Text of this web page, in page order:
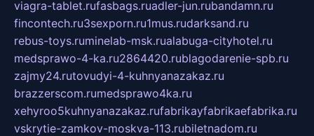
viagra-tablet.rufasbags.ruadler-jun.rubandamn.ru
fincontech.ru3sexporn.ru1mus.rudarksand.ru
rebus-toys.ruminelab-msk.rualabuga-cityhotel.ru
medsprawo-4-ka.ru2864420.rublagodarenie-spb.ru
zajmy24.rutovudyi-4-kuhnyanazakaz.ru
brazzerscom.rumedsprawo4ka.ru
xehyroo5kuhnyanazakaz.rufabrikayfabrikaefabrika.ru
vskrytie-zamkov-moskva-113.rubiletnadom.ru